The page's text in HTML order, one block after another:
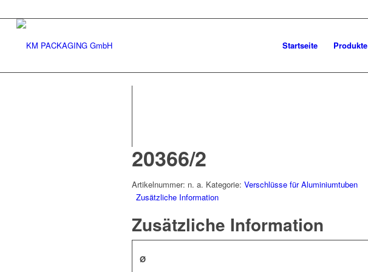
Startseite Produkte
20366/2
Artikelnummer: n. a. Kategorie: Verschlüsse für Aluminiumtuben
Zusätzliche Information
Zusätzliche Information
Ø